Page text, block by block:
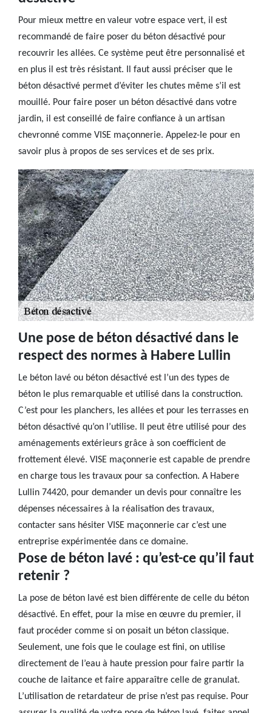
Pour mieux mettre en valeur votre espace vert, il est
recommandé de faire poser du béton désactivé pour
recouvrir les allées. Ce système peut être personnalisé et
en plus il est très résistant. Il faut aussi préciser que le
béton désactivé permet d’éviter les chutes même s’il est
mouillé. Pour faire poser un béton désactivé dans votre
jardin, il est conseillé de faire confiance à un artisan
chevronné comme VISE maçonnerie. Appelez-le pour en
savoir plus à propos de ses services et de ses prix.
Une pose de béton désactivé dans le
respect des normes à Habere Lullin
Le béton lavé ou béton désactivé est l’un des types de
béton le plus remarquable et utilisé dans la construction.
C’est pour les planchers, les allées et pour les terrasses en
béton désactivé qu’on l’utilise. Il peut être utilisé pour des
aménagements extérieurs grâce à son coefficient de
frottement élevé. VISE maçonnerie est capable de prendre
en charge tous les travaux pour sa confection. A Habere
Lullin 74420, pour demander un devis pour connaître les
dépenses nécessaires à la réalisation des travaux,
contacter sans hésiter VISE maçonnerie car c’est une
entreprise expérimentée dans ce domaine.
Pose de béton lavé : qu’est-ce qu’il faut
retenir ?
La pose de béton lavé est bien différente de celle du béton
désactivé. En effet, pour la mise en œuvre du premier, il
faut procéder comme si on posait un béton classique.
Seulement, une fois que le coulage est fini, on utilise
directement de l’eau à haute pression pour faire partir la
couche de laitance et faire apparaître celle de granulat.
L’utilisation de retardateur de prise n’est pas requise. Pour